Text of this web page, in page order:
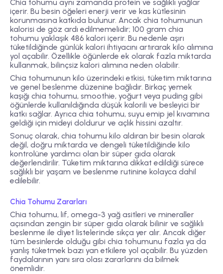
Chia tohumu aynı zamanda protein ve sağlıklı yağlar
içerir. Bu besin öğeleri enerji verir ve kas kütlesinin
korunmasına katkıda bulunur. Ancak chia tohumunun
kalorisi de göz ardı edilmemelidir; 100 gram chia
tohumu yaklaşık 486 kalori içerir. Bu nedenle aşırı
tüketildiğinde günlük kalori ihtiyacını artırarak kilo alımına
yol açabilir. Özellikle öğünlerde ek olarak fazla miktarda
kullanmak, bilinçsiz kalori alımına neden olabilir.
Chia tohumunun kilo üzerindeki etkisi, tüketim miktarına
ve genel beslenme düzenine bağlıdır. Birkaç yemek
kaşığı chia tohumu, smoothie, yoğurt veya puding gibi
öğünlerde kullanıldığında düşük kalorili ve besleyici bir
katkı sağlar. Ayrıca chia tohumu, suyu emip jel kıvamına
geldiği için mideyi doldurur ve açlık hissini azaltır.
Sonuç olarak, chia tohumu kilo aldıran bir besin olarak
değil, doğru miktarda ve dengeli tüketildiğinde kilo
kontrolüne yardımcı olan bir süper gıda olarak
değerlendirilir. Tüketim miktarına dikkat edildiği sürece
sağlıklı bir yaşam ve beslenme rutinine kolayca dahil
edilebilir.
Chia Tohumu Zararları
Chia tohumu, lif, omega-3 yağ asitleri ve mineraller
açısından zengin bir süper gıda olarak bilinir ve sağlıklı
beslenme ile diyet listelerinde sıkça yer alır. Ancak diğer
tüm besinlerde olduğu gibi chia tohumunu fazla ya da
yanlış tüketmek bazı yan etkilere yol açabilir. Bu yüzden
faydalarının yanı sıra olası zararlarını da bilmek
önemlidir.